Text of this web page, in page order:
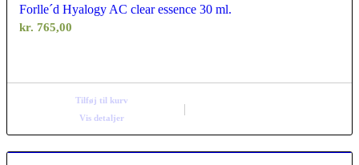
Forlle´d Hyalogy AC clear essence 30 ml.
kr. 765,00
Tilføj til kurv
Vis detaljer